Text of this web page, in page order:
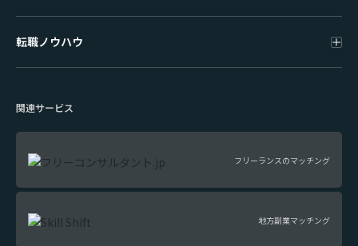
転職ノウハウ
関連サービス
フリーランスのマッチング
地方副業マッチング